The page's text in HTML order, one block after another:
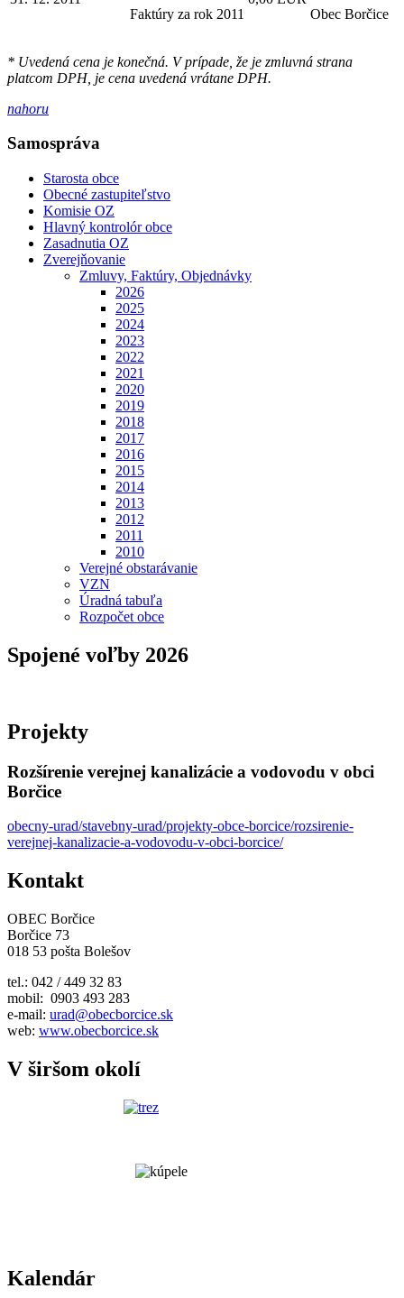
Faktúry za rok 2011
Obec Borčice
* Uvedená cena je konečná. V prípade, že je zmluvná strana
platcom DPH, je cena uvedená vrátane DPH.
nahoru
Samospráva
Starosta obce
Obecné zastupiteľstvo
Komisie OZ
Hlavný kontrolór obce
Zasadnutia OZ
Zverejňovanie
Zmluvy, Faktúry, Objednávky
2026
2025
2024
2023
2022
2021
2020
2019
2018
2017
2016
2015
2014
2013
2012
2011
2010
Verejné obstarávanie
VZN
Úradná tabuľa
Rozpočet obce
Spojené voľby 2026
Projekty
Rozšírenie verejnej kanalizácie a vodovodu v obci
Borčice
obecny-urad/stavebny-urad/projekty-obce-borcice/rozsirenie-
verejnej-kanalizacie-a-vodovodu-v-obci-borcice/
Kontakt
OBEC Borčice
Borčice 73
018 53 pošta Bolešov
tel.: 042 / 449 32 83
mobil: 0903 493 283
e-mail: urad@obecborcice.sk
web: www.obecborcice.sk
V širšom okolí
Kalendár